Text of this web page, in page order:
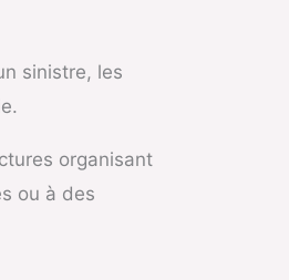
sinistre, les
organisant
ou à des